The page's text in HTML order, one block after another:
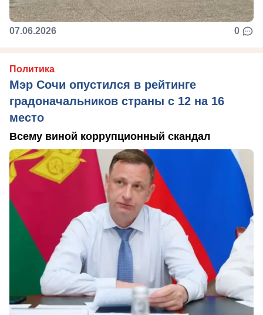
07.06.2026 0
Политика
Мэр Сочи опустился в рейтинге
градоначальников страны с 12 на 16
место
Всему виной коррупционный скандал